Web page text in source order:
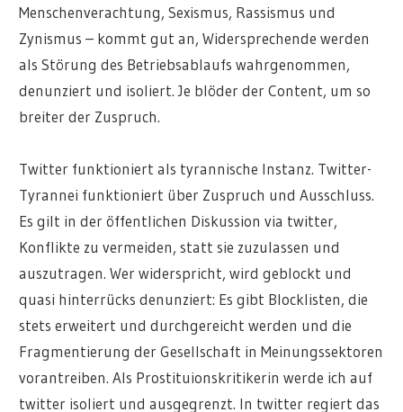
Menschenverachtung, Sexismus, Rassismus und
Zynismus – kommt gut an, Widersprechende werden
als Störung des Betriebsablaufs wahrgenommen,
denunziert und isoliert. Je blöder der Content, um so
breiter der Zuspruch.
Twitter funktioniert als tyrannische Instanz. Twitter-
Tyrannei funktioniert über Zuspruch und Ausschluss.
Es gilt in der öffentlichen Diskussion via twitter,
Konflikte zu vermeiden, statt sie zuzulassen und
auszutragen. Wer widerspricht, wird geblockt und
quasi hinterrücks denunziert: Es gibt Blocklisten, die
stets erweitert und durchgereicht werden und die
Fragmentierung der Gesellschaft in Meinungssektoren
vorantreiben. Als Prostituionskritikerin werde ich auf
twitter isoliert und ausgegrenzt. In twitter regiert das